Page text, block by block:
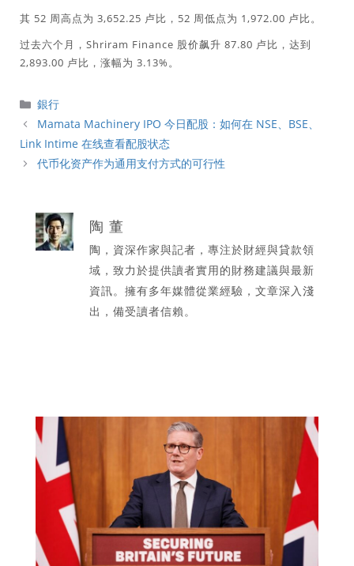
其 52 周高点为 3,652.25 卢比，52 周低点为 1,972.00 卢比。
过去六个月，Shriram Finance 股价飙升 87.80 卢比，达到
2,893.00 卢比，涨幅为 3.13%。
分
類
銀行
Mamata Machinery IPO 今日配股：如何在 NSE、BSE、
Link Intime 在线查看配股状态
代币化资产作为通用支付方式的可行性
陶 董
陶，資深作家與記者，專注於財經與貸款領
域，致力於提供讀者實用的財務建議與最新
資訊。擁有多年媒體從業經驗，文章深入淺
出，備受讀者信賴。